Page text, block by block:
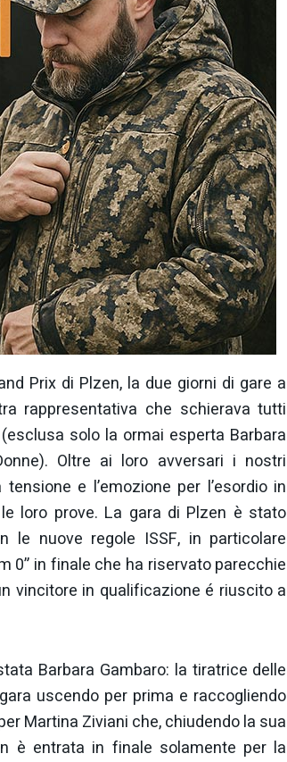
Prix di Plzen, la due giorni di gare a
rappresentativa che schierava tutti
solo la ormai esperta Barbara
Oltre ai loro avversari i nostri
e l’emozione per l’esordio in
loro prove. La gara di Plzen è stato
le nuove regole ISSF, in particolare
0” in finale che ha riservato parecchie
vincitore in qualificazione é riuscito a
Barbara Gambaro: la tiratrice delle
uscendo per prima e raccogliendo
Martina Ziviani che, chiudendo la sua
è entrata in finale solamente per la